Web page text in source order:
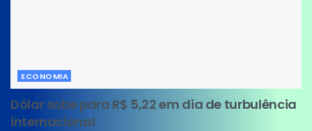
ECONOMIA
Dólar sobe para R$ 5,22 em dia de turbulência
internacional